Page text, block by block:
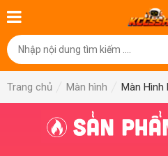
Trang chủ Màn hình Màn Hình